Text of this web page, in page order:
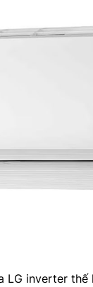
LG inverter thế